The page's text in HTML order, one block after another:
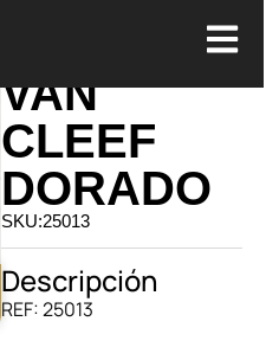
HERRAJE
VAN
CLEEF
DORADO
SKU:25013
Descripción
REF: 25013